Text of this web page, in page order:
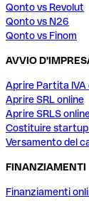
Qonto vs Revolut
Qonto vs N26
Qonto vs Finom
AVVIO
Aprire Partita IVA
Aprire SRL online
Aprire SRLS
Costituire startup
Versamento del
FINANZIAMENTI
Finanziamenti